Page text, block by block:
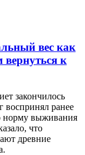
вес как
к
закончилось
воспринял ранее
норму выживания
что
древние